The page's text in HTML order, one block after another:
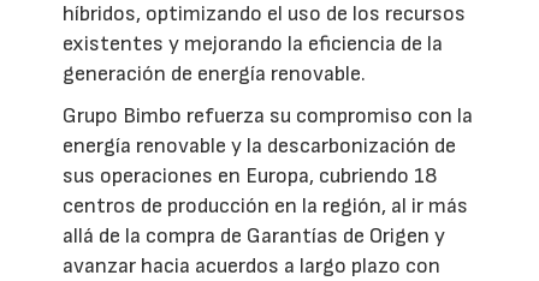
híbridos, optimizando el uso de los recursos
existentes y mejorando la eficiencia de la
generación de energía renovable.
Grupo Bimbo refuerza su compromiso con la
energía renovable y la descarbonización de
sus operaciones en Europa, cubriendo 18
centros de producción en la región, al ir más
allá de la compra de Garantías de Origen y
avanzar hacia acuerdos a largo plazo con